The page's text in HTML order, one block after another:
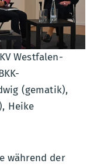
Westfalen-
(gematik),
Heike
während der